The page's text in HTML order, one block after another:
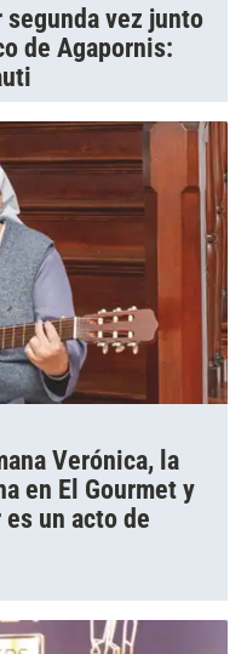
vez junto
de Agapornis:
Verónica, la
en El Gourmet y
un acto de